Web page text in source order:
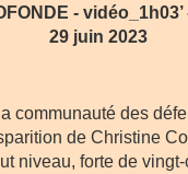
-
29 juin 2023
communauté des
de Christine
niveau, forte de